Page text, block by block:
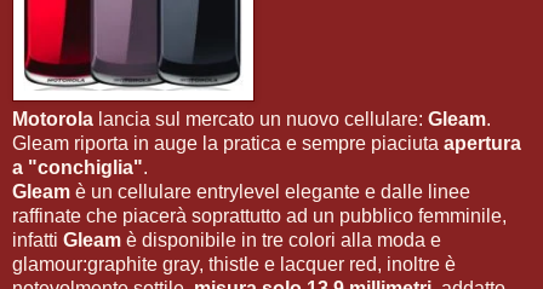
Motorola lancia sul mercato un nuovo cellulare: Gleam.
Gleam riporta in auge la pratica e sempre piaciuta apertura
a "conchiglia".
Gleam è un cellulare entrylevel elegante e dalle linee
raffinate che piacerà soprattutto ad un pubblico femminile,
infatti Gleam è disponibile in tre colori alla moda e
glamour:graphite gray, thistle e lacquer red, inoltre è